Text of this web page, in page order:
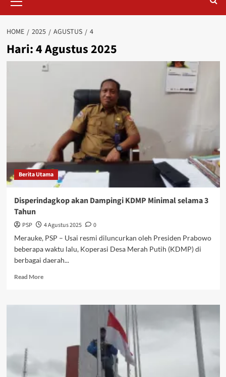
Menu
HOME 2025 AGUSTUS 4
Hari:4 Agustus 2025
Berita Utama
Disperindagkop akan Dampingi KDMP Minimal selama 3
Tahun
PSP 4 Agustus 2025
0
Merauke, PSP – Usai resmi diluncurkan oleh Presiden Prabowo
beberapa waktu lalu, Koperasi Desa Merah Putih (KDMP) di
berbagai daerah...
Read MoreRead
Disperindagkop